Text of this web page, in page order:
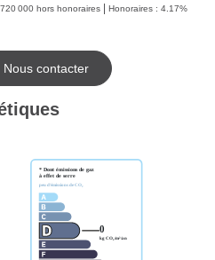
000 hors honoraires | Honoraires : 4.17%
Nous contacter